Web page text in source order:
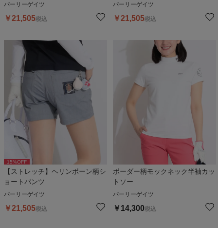
パーリーゲイツ
￥21,505税込
パーリーゲイツ
￥21,505税込
15%OFF
【ストレッチ】ヘリンボーン柄シ
ョートパンツ
パーリーゲイツ
￥21,505税込
ボーダー柄モックネック半袖カッ
トソー
パーリーゲイツ
￥ 14,300税込